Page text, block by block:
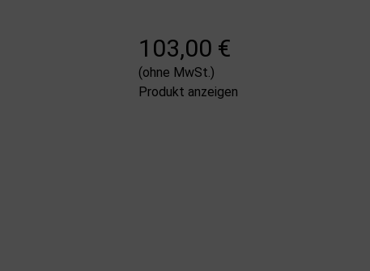
103,00 €
(ohne MwSt.)
Produkt anzeigen